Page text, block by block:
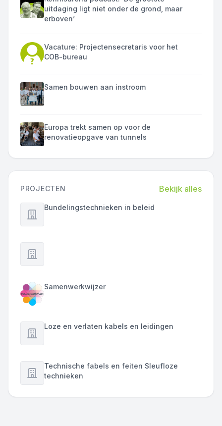
uitdaging ligt niet onder de grond, maar
erboven’
Vacature: Projectensecretaris voor het
COB-bureau
Samen bouwen aan instroom
Europa trekt samen op voor de
renovatieopgave van tunnels
PROJECTEN Bekijk alles
Bundelingstechnieken in beleid
Samenwerkwijzer
Loze en verlaten kabels en leidingen
Technische fabels en feiten Sleufloze
technieken